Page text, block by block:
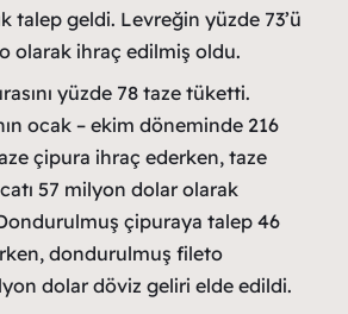
talep geldi. Levreğin yüzde 73’ü
olarak ihraç edilmiş oldu.
yüzde 78 taze tüketti.
ocak – ekim döneminde 216
çipura ihraç ederken, taze
57 milyon dolar olarak
çipuraya talep 46
dondurulmuş fileto
dolar döviz geliri elde edildi.